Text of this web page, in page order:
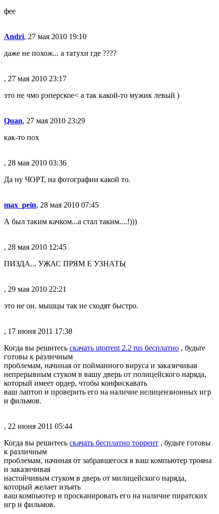
фее
Andri, 27 мая 2010 19:10
даже не похож... а татухи где ????
, 27 мая 2010 23:17
это не чмо рэперское< а так какой-то мужик левый )
Quan, 27 мая 2010 23:29
как-то пох
, 28 мая 2010 03:36
Да ну ЧОРТ, на фотографии какой то.
max_pein, 28 мая 2010 07:45
А был таким качком...а стал таким....!)))
, 28 мая 2010 12:45
ПИЗДА... УЖАС ПРЯМ Е УЗНАТЬ(
, 29 мая 2010 22:21
это не он. мышцы так не сходят быстро.
, 17 июня 2011 17:38
Когда вы решитесь скачать utorrent 2.2 rus бесплатно , будьте
готовы к различным
проблемам, начиная от пойманного вируса и заказнчивая
непрерывным стуком в вашу дверь от полицейского наряда,
который имеет ордер, чтобы конфискавать
ваш лаптоп и проверить его на наличие нелицензионных игр
и фильмов.
, 22 июня 2011 05:44
Когда вы решитесь скачать бесплатно торрент , будьте готовы
к различным
проблемам, начиная от забравшегося в ваш компьютер трояна
и заказнчивая
настойчивым стуком в дверь от милицейского наряда,
который желает изъять
ваш компьютер и просканировать его на наличие пиратских
игр и фильмов.